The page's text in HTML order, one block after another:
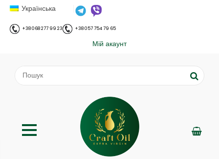
Українська
+38 068 277 99 23 +38 057 754 79 65
Мій акаунт